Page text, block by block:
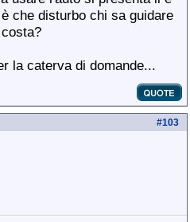
che disturbo chi sa guidare
la caterva di domande...
#103